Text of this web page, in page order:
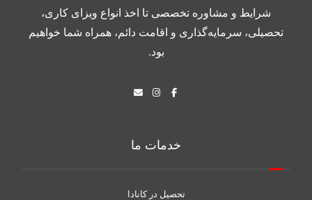
شرایط و مشاوره تخصصی تا اخذ انواع ویزای کاری،
تحصیلی، سرمایه‌گذاری و اقامت دائم، همراه شما خواهیم
بود.
خدمات ما
تحصیل در کانادا